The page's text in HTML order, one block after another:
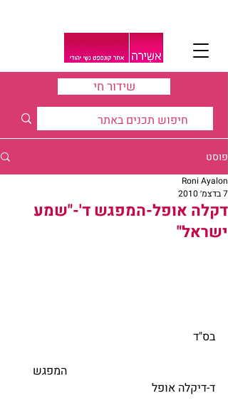
שידור חי
פוסט
דקלה אופל-המפגש ד'-"שמע
ישראל"
Roni Ayalon
7 בדצמ׳ 2010
בס"ד
                                                    המפגש
ד-דיקלה אופל